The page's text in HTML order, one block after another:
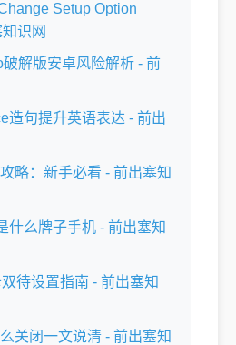
Setup Option
识网
解版安卓风险解析 - 前
造句提升英语表达 - 前出
略：新手必看 - 前出塞知
什么牌子手机 - 前出塞知
待设置指南 - 前出塞知
关闭一文说清 - 前出塞知